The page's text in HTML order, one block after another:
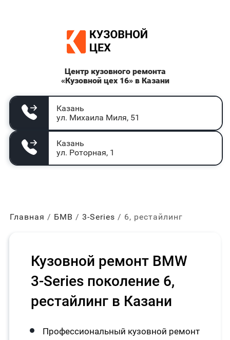
Центр кузовного ремонта
«Кузовной цех 16» в Казани
Казань
ул. Михаила Миля, 51
Казань
ул. Роторная, 1
Главная БМВ 3-Series 6, рестайлинг
Кузовной ремонт BMW
3-Series поколение 6,
рестайлинг в Казани
Профессиональный кузовной ремонт